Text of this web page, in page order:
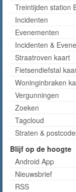
Treintijden station
Incidenten
Evenementen
Incidenten &
Straatroven kaart
Fietsendiefstal
Woninginbraken
Vergunningen
Zoeken
Tagcloud
Straten &
Blijf op de hoogte
Android App
Nieuwsbrief
RSS